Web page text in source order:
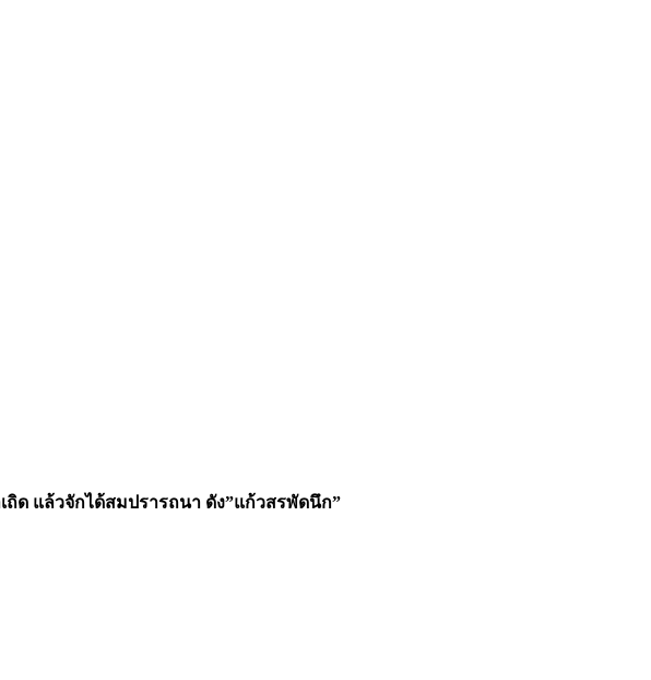
ถิด แล้วจักได้สมปรารถนา ดัง”แก้วสรพัดนึก”